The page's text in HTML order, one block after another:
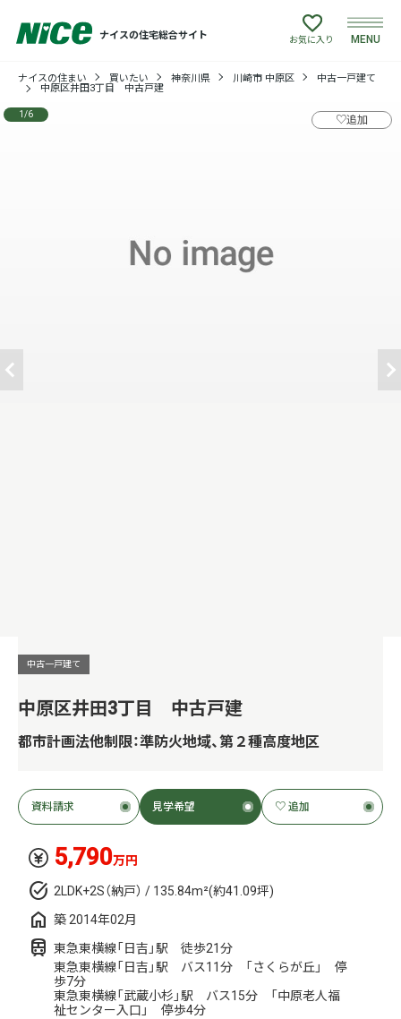
ナイスの住宅総合サイト
買いたい
お気に入り MENU
ナイスの住まい 買いたい 神奈川県 川崎市 中原区
中古一戸建て
中原区井田3丁目 中古戸建
♡追加
1 /6
中古一戸建て
中原区井田3丁目 中古戸建
都市計画法他制限：準防火地域、第２種高度地区
5,790万円
2LDK+2S（納戸） / 135.84m²(約41.09坪)
築 2014年02月
東急東横線「日吉」駅 徒歩21分
東急東横線「日吉」駅 バス11分 「さくらが丘」 停
歩7分
東急東横線「武蔵小杉」駅 バス15分 「中原老人福
祉センター入口」 停歩4分
資料請求 見学希望 ♡ 追加